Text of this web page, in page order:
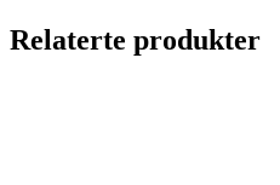
Relaterte produkter